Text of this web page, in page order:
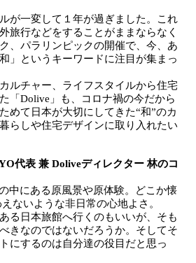
が一変して１年が過ぎました。これ
旅行などをすることがままならなく
、パラリンピックの開催で、今、あ
」というキーワードに注目が集まっ
ルチャー、ライフスタイルから住宅
「Dolive」も、コロナ禍の今だから
めて日本が大切にしてきた“和”のカ
らしや住宅デザインに取り入れたい
代表 兼 Doliveディレクター 林のコ
中にある原風景や原体験。どこか懐
ないような非日常の心地よさ。
る日本旅館へ行くのもいいが、そも
きなのではないだろうか。そしてそ
にするのは自分達の役目だと思っ